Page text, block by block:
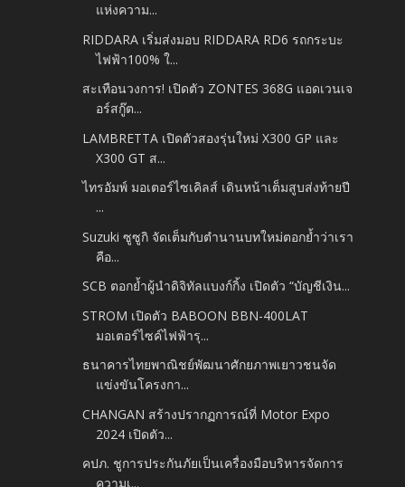
แห่งความ...
RIDDARA เริ่มส่งมอบ RIDDARA RD6 รถกระบะ
ไฟฟ้า100% ใ...
สะเทือนวงการ! เปิดตัว ZONTES 368G แอดเวนเจ
อร์สกู๊ต...
LAMBRETTA เปิดตัวสองรุ่นใหม่ X300 GP และ
X300 GT ส...
ไทรอัมพ์ มอเตอร์ไซเคิลส์ เดินหน้าเต็มสูบส่งท้ายปี
...
Suzuki ซูซูกิ จัดเต็มกับตำนานบทใหม่ตอกย้ำว่าเรา
คือ...
SCB ตอกย้ำผู้นำดิจิทัลแบงก์กิ้ง เปิดตัว “บัญชีเงิน...
STROM เปิดตัว BABOON BBN-400LAT
มอเตอร์ไซค์ไฟฟ้ารุ...
ธนาคารไทยพาณิชย์พัฒนาศักยภาพเยาวชนจัด
แข่งขันโครงกา...
CHANGAN สร้างปรากฏการณ์ที่ Motor Expo
2024 เปิดตัว...
คปภ. ชูการประกันภัยเป็นเครื่องมือบริหารจัดการ
ความเ...